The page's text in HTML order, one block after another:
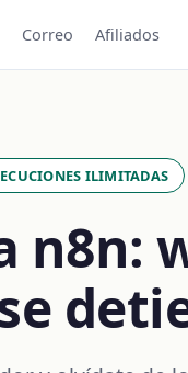
Correo Afiliados
ILIMITADAS
n8n: